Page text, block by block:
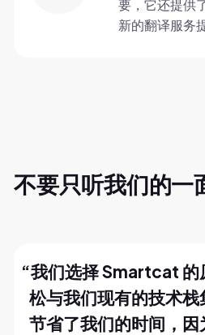
要，它还提供
新的翻译服务
不要只听我们的一
“我们选择 Smartcat 的
松与我们现有的技术
节省了我们的时间，